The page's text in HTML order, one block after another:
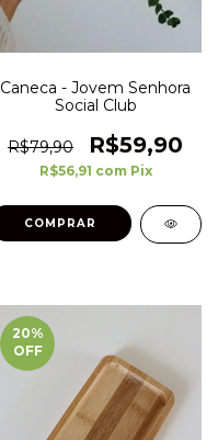
Caneca - Jovem Senhora
Social Club
R$79,90 R$59,90
R$56,91 com Pix
20%
OFF